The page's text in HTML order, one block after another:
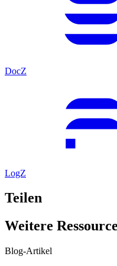
DocZ
LogZ
Teilen
Weitere
Blog-Artikel